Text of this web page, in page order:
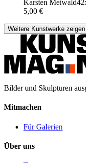
Karsten Meiwald
5,00 €
Weitere Kunstwerke zeigen
Bilder und Skulpturen
Mitmachen
Für Galerien
Über uns